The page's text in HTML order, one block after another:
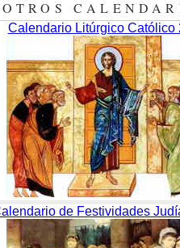
OTROS
Calendario Litúrgico Católico
de Festividades